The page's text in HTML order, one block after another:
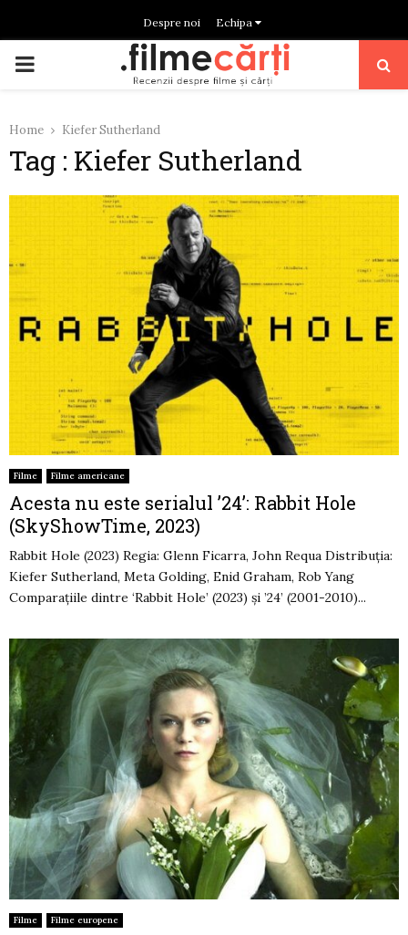
Despre noi Echipa
PRIMARY
Home Kiefer Sutherland
Tag : Kiefer Sutherland
Filme Filme americane
Acesta nu este serialul ’24’: Rabbit Hole
(SkyShowTime, 2023)
Rabbit Hole (2023) Regia: Glenn Ficarra, John Requa Distribuția:
Kiefer Sutherland, Meta Golding, Enid Graham, Rob Yang
Comparațiile dintre ‘Rabbit Hole’ (2023) și ’24’ (2001-2010)...
Filme Filme europene